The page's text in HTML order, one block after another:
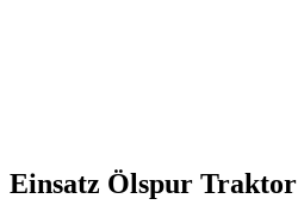
Einsatz Ölspur Traktor